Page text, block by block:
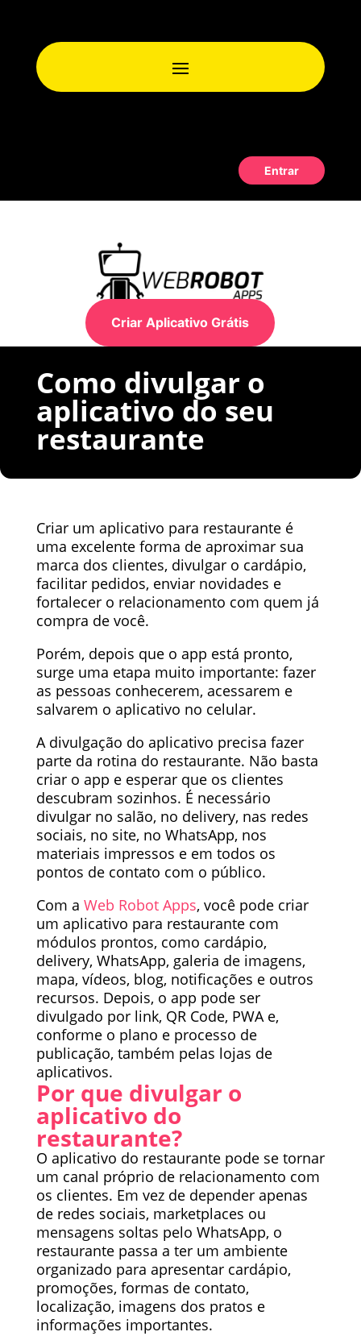
Entrar
Criar Aplicativo Grátis
Como divulgar o
aplicativo do seu
restaurante
Criar um aplicativo para restaurante é
uma excelente forma de aproximar sua
marca dos clientes, divulgar o cardápio,
facilitar pedidos, enviar novidades e
fortalecer o relacionamento com quem já
compra de você.
Porém, depois que o app está pronto,
surge uma etapa muito importante: fazer
as pessoas conhecerem, acessarem e
salvarem o aplicativo no celular.
A divulgação do aplicativo precisa fazer
parte da rotina do restaurante. Não basta
criar o app e esperar que os clientes
descubram sozinhos. É necessário
divulgar no salão, no delivery, nas redes
sociais, no site, no WhatsApp, nos
materiais impressos e em todos os
pontos de contato com o público.
Com a Web Robot Apps, você pode criar
um aplicativo para restaurante com
módulos prontos, como cardápio,
delivery, WhatsApp, galeria de imagens,
mapa, vídeos, blog, notificações e outros
recursos. Depois, o app pode ser
divulgado por link, QR Code, PWA e,
conforme o plano e processo de
publicação, também pelas lojas de
aplicativos.
Por que divulgar o
aplicativo do
restaurante?
O aplicativo do restaurante pode se tornar
um canal próprio de relacionamento com
os clientes. Em vez de depender apenas
de redes sociais, marketplaces ou
mensagens soltas pelo WhatsApp, o
restaurante passa a ter um ambiente
organizado para apresentar cardápio,
promoções, formas de contato,
localização, imagens dos pratos e
informações importantes.